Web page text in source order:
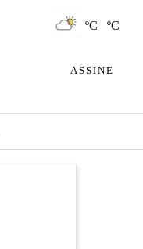
ºC ºC
ASSINE